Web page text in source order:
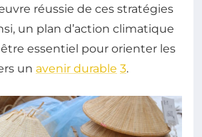
réussie de ces stratégies
un plan d’action climatique
essentiel pour orienter les
un avenir durable 3.